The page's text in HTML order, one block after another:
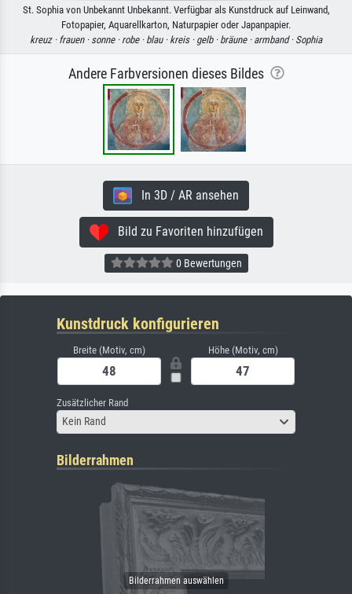
St. Sophia von Unbekannt Unbekannt. Verfügbar als Kunstdruck auf Leinwand,
Fotopapier, Aquarellkarton, Naturpapier oder Japanpapier.
kreuz · frauen · sonne · robe · blau · kreis · gelb · bräune · armband · Sophia
Andere Farbversionen dieses Bildes
In 3D / AR ansehen
Bild zu Favoriten hinzufügen
0 Bewertungen
Kunstdruck konfigurieren
Breite (Motiv, cm) Höhe (Motiv, cm)
Zusätzlicher Rand
Kein Rand
Bilderrahmen